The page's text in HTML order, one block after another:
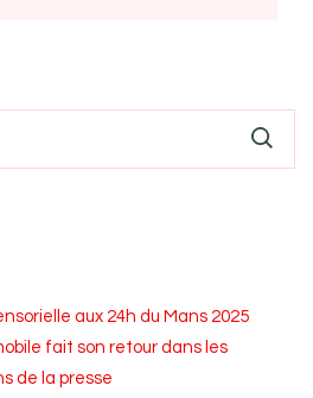
aux 24h du Mans 2025
fait son retour dans les
de la presse